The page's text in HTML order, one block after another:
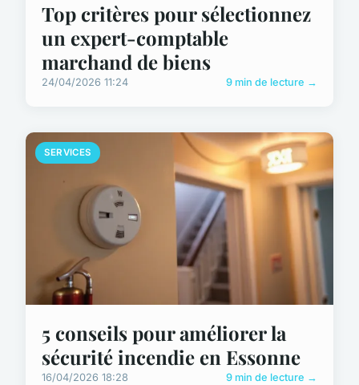
Top critères pour sélectionnez
un expert-comptable
marchand de biens
24/04/2026 11:24 9 min de lecture →
SERVICES
5 conseils pour améliorer la
sécurité incendie en Essonne
16/04/2026 18:28 9 min de lecture →